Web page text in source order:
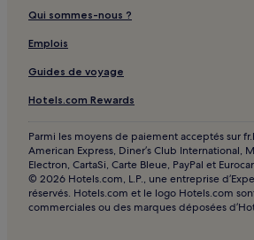
Batubulan : hôtels Hôtels avec parking
Batubulan : hôtels Hôtels pas chers
Batubulan : hôtels Hôtels avec spa
Batubulan : hôtels
Musée d’art Agung Rai : hôtels à
Rudana Museum : hôtels à proximité
Mas : hôtels 3 étoiles
Mas : hôtels Hôtels avec spa
Qui sommes-nous ?
Emplois
Guides de voyage
Hotels.com Rewards
Parmi les moyens de paiement acceptés sur
American Express, Diner’s Club International,
Electron, CartaSi, Carte Bleue, PayPal et
© 2026 Hotels.com, L.P., une entreprise
réservés. Hotels.com et le logo Hotels.com
commerciales ou des marques déposées